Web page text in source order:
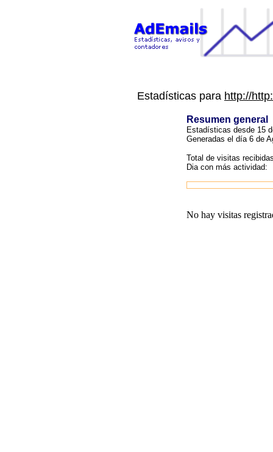
Estadísticas para http://
Resumen general
Estadísticas desde 15
Generadas el día 6 de
Total de visitas
Dia con más actividad:
No hay visitas